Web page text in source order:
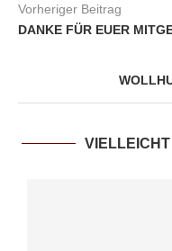
Vorheriger Beitrag
DANKE FÜR EUER